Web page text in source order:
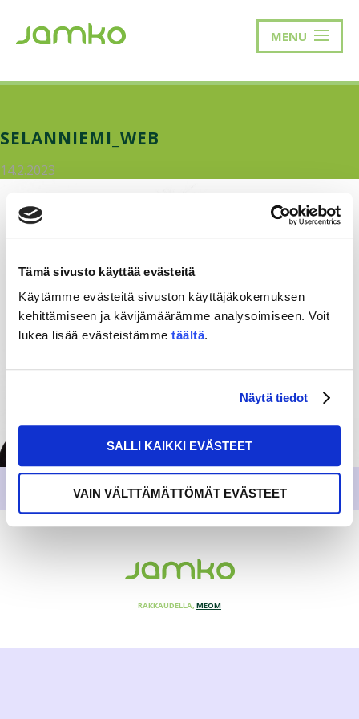
Tämä sivusto käyttää evästeitä
Käytämme evästeitä sivuston käyttäjäkokemuksen
kehittämiseen ja kävijämäärämme analysoimiseen. Voit
lukea lisää evästeistämme täältä.
Näytä tiedot
SALLI KAIKKI EVÄSTEET
VAIN VÄLTTÄMÄTTÖMÄT EVÄSTEET
MENU
SELANNIEMI_WEB
14.2.2023
RAKKAUDELLA, MEOM